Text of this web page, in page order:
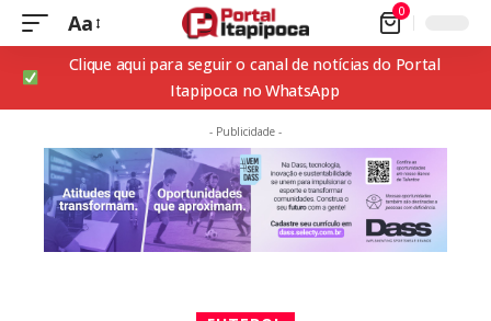
Aa 0
Clique aqui para seguir o canal de notícias do Portal
Itapipoca no WhatsApp
- Publicidade -